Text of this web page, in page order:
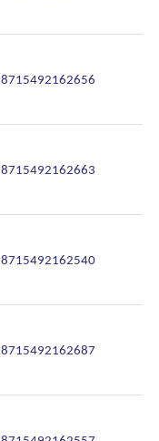
8715492162656
8715492162663
8715492162540
8715492162687